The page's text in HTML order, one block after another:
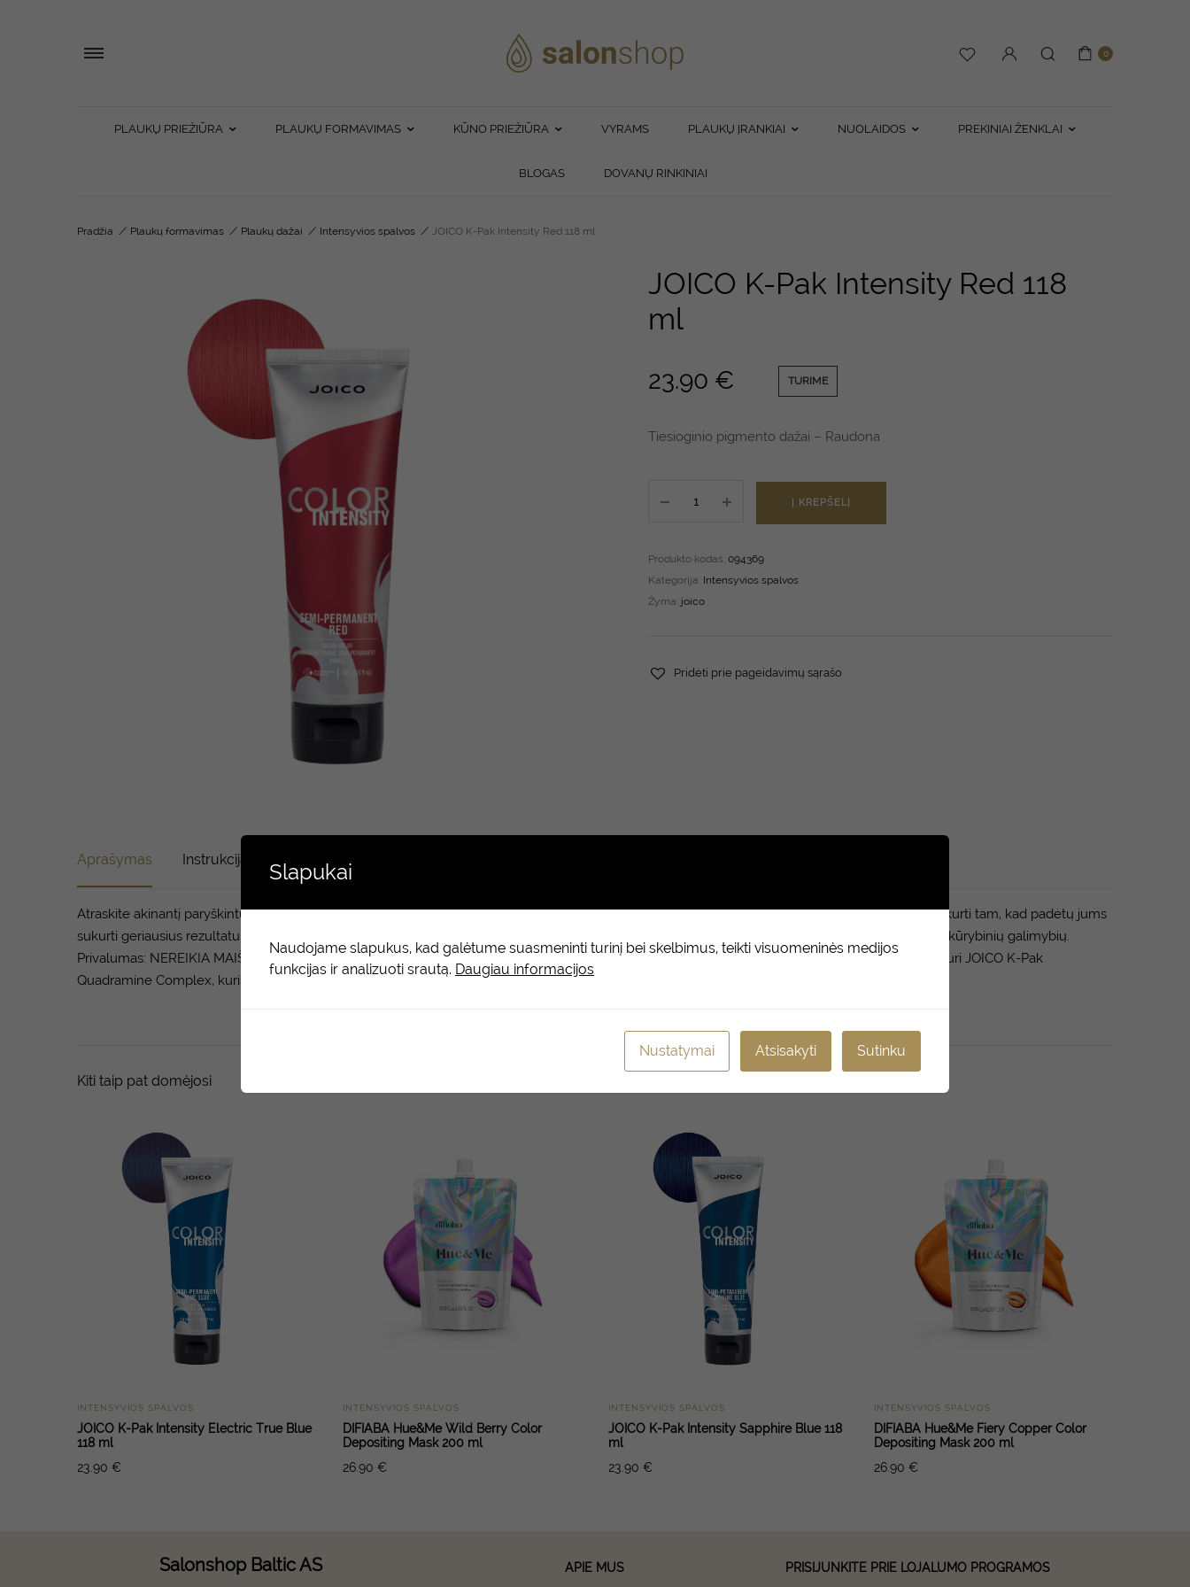
0
PLAUKŲ PRIEŽIŪRA PLAUKŲ FORMAVIMAS KŪNO PRIEŽIŪRA VYRAMS PLAUKŲ ĮRANKIAI NUOLAIDOS PREKINIAI ŽENKLAI
BLOGAS DOVANŲ RINKINIAI
Pradžia / Plaukų formavimas / Plaukų dažai / Intensyvios spalvos / JOICO K-Pak Intensity Red 118 ml
JOICO K-Pak Intensity Red 118
ml
23.90 € TURIME
Tiesioginio pigmento dažai – Raudona
Intensity
Red
118
Į KREPŠELĮ
Produkto kodas: 094369
Kategorija: Intensyvios spalvos
Žyma: joico
Pridėti prie pageidavimų sąrašo
Aprašymas Instrukcija Sudėtis
Atraskite akinantį paryškintų, ryškių spalvų spektrą, naudodamiesi JOICO INTENSITY SPALVOMIS – mūsų intensyviai koncentruoti pigmentai, sukurti tam, kad padėtų jums
sukurti geriausius rezultatus, išliekančius iki 20 ir daugiau plovimų. Galite maišyti atspalvius tarpusavyje pagal jūsų širdies turinį, siekiant neribotų kūrybinių galimybių.
Privalumas: NEREIKIA MAIŠYTI SU EMULSIJA! Nauda ir technologija: ypač koncentruoti pigmentai užtikrina ypatingai ryškų rezultatą. Sudėtyje turi JOICO K-Pak
Quadramine Complex, kuris atkuria plaukus ir suteikia jiems blizgesio.
Kiti taip pat domėjosi
INTENSYVIOS SPALVOS
JOICO K-Pak Intensity Electric True Blue
118 ml
23.90 €
INTENSYVIOS SPALVOS
DIFIABA Hue&Me Wild Berry Color
Depositing Mask 200 ml
26.90 €
INTENSYVIOS SPALVOS
JOICO K-Pak Intensity Sapphire Blue 118
ml
23.90 €
INTENSYVIOS SPALVOS
DIFIABA Hue&Me Fiery Copper Color
Depositing Mask 200 ml
26.90 €
Salonshop Baltic AS APIE MUS PRISIJUNKITE PRIE LOJALUMO PROGRAMOS
Slapukai
Naudojame slapukus, kad galėtume suasmeninti turinį bei skelbimus, teikti visuomeninės medijos
funkcijas ir analizuoti srautą. Daugiau informacijos
Nustatymai Atsisakyti Sutinku